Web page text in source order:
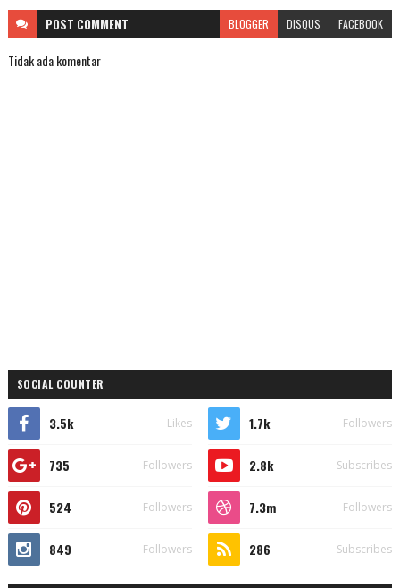
POST COMMENT BLOGGER DISQUS FACEBOOK
Tidak ada komentar
SOCIAL COUNTER
3.5k Likes 1.7k Followers
735 Followers 2.8k Subscribes
524 Followers 7.3m Followers
849 Followers 286 Subscribes